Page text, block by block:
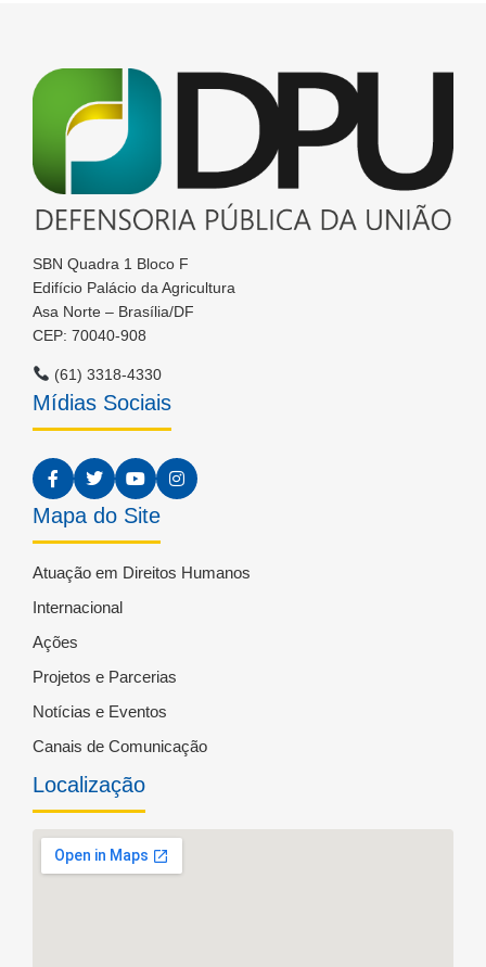
SBN Quadra 1 Bloco F
Edifício Palácio da Agricultura
Asa Norte – Brasília/DF
CEP: 70040-908
(61) 3318-4330
Mídias Sociais
Mapa do Site
Atuação em Direitos Humanos
Internacional
Ações
Projetos e Parcerias
Notícias e Eventos
Canais de Comunicação
Localização